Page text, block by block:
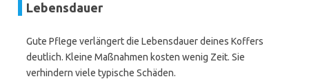
Lebensdauer
Gute Pflege verlängert die Lebensdauer deines Koffers
deutlich. Kleine Maßnahmen kosten wenig Zeit. Sie
verhindern viele typische Schäden.